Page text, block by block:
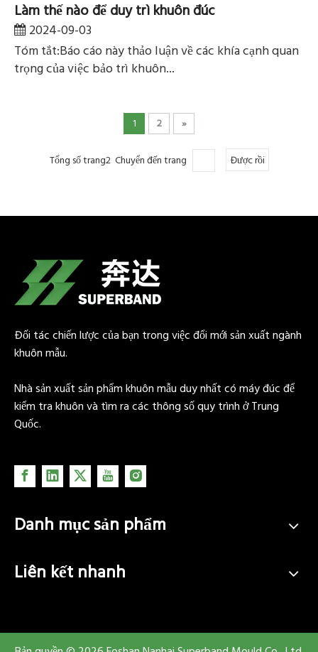
Làm thế nào để duy trì khuôn đúc
2024-09-03
Tóm tắt:Báo cáo này thảo luận về các khía cạnh quan
trọng của việc bảo trì khuôn...
1 2 »
Tổng số trang2 Chuyển đến trang Được rồi
Đối tác chiến lược của bạn trong việc đổi mới sản xuất ngành
khuôn mẫu.
Nhà sản xuất sản phẩm khuôn mẫu duy nhất có máy đúc để
kiểm tra khuôn và tìm ra các thông số quy trình ở Trung
Quốc.
Danh mục sản phẩm
Liên kết nhanh